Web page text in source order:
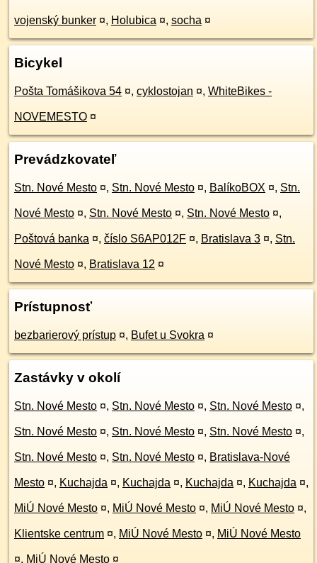
vojenský bunker ¤, Holubica ¤, socha ¤
Bicykel
Pošta Tomášikova 54 ¤, cyklostojan ¤, WhiteBikes -
NOVEMESTO ¤
Prevádzkovateľ
Stn. Nové Mesto ¤, Stn. Nové Mesto ¤, BalíkoBOX ¤, Stn.
Nové Mesto ¤, Stn. Nové Mesto ¤, Stn. Nové Mesto ¤,
Poštová banka ¤, číslo S6AP012F ¤, Bratislava 3 ¤, Stn.
Nové Mesto ¤, Bratislava 12 ¤
Prístupnosť
bezbarierový prístup ¤, Bufet u Svokra ¤
Zastávky v okolí
Stn. Nové Mesto ¤, Stn. Nové Mesto ¤, Stn. Nové Mesto ¤,
Stn. Nové Mesto ¤, Stn. Nové Mesto ¤, Stn. Nové Mesto ¤,
Stn. Nové Mesto ¤, Stn. Nové Mesto ¤, Bratislava-Nové
Mesto ¤, Kuchajda ¤, Kuchajda ¤, Kuchajda ¤, Kuchajda ¤,
MiÚ Nové Mesto ¤, MiÚ Nové Mesto ¤, MiÚ Nové Mesto ¤,
Klientske centrum ¤, MiÚ Nové Mesto ¤, MiÚ Nové Mesto
¤, MiÚ Nové Mesto ¤